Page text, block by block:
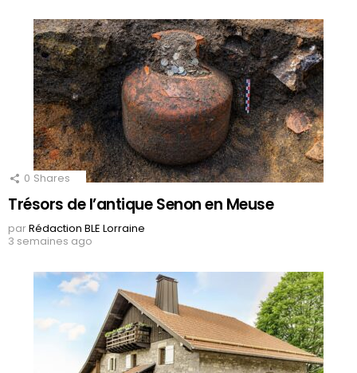
0 Shares
Trésors de l’antique Senon en Meuse
parRédaction BLE Lorraine
3 semaines ago